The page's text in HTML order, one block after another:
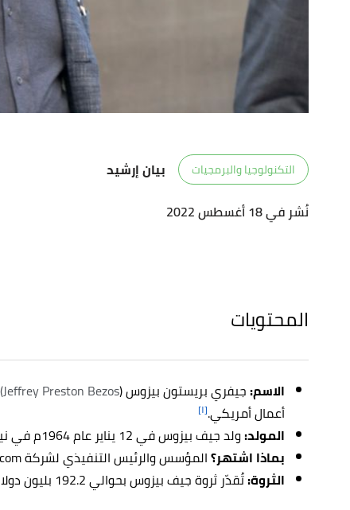
التكنولوجيا والبرمجيات
بيان إرشيد
نُشر في 18 أغسطس 2022
المحتويات
الاسم:جيفري بريستون بيزوس (Jeffrey Preston Bezos)
أعمال أمريكي.[١]
المولد:ولد جيف بيزوس في 12 يناير عام 1964م في نيو مكسيك في الولايات المتحدة الأمريكية.
بماذا اشتهر؟المؤسس والرئيس التنفيذي لشركة Amazon. com.
الثروة:تُقدّر ثروة جيف بيزوس بحوالي 192.2 بليون دولار حتى عام 2021م.